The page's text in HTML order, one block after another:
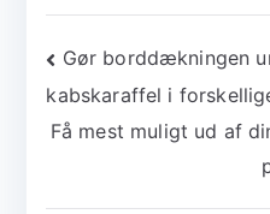
Gør borddækningen
kabskaraffel i
Få mest muligt ud af